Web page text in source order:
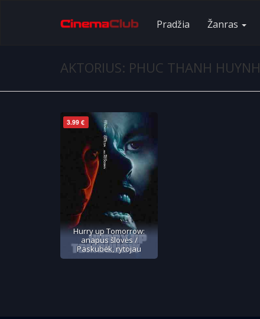
Pradžia Žanras
AKTORIUS: PHUC THANH HUYNH
3.99 €
Hurry up Tomorrow:
anapus šlovės /
Paskubėk, rytojau